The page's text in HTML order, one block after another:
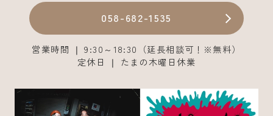
058-682-1535
営業時間 ❘ 9:30～18:30（延長相談可！※無料）
定休日 ❘ たまの木曜日休業